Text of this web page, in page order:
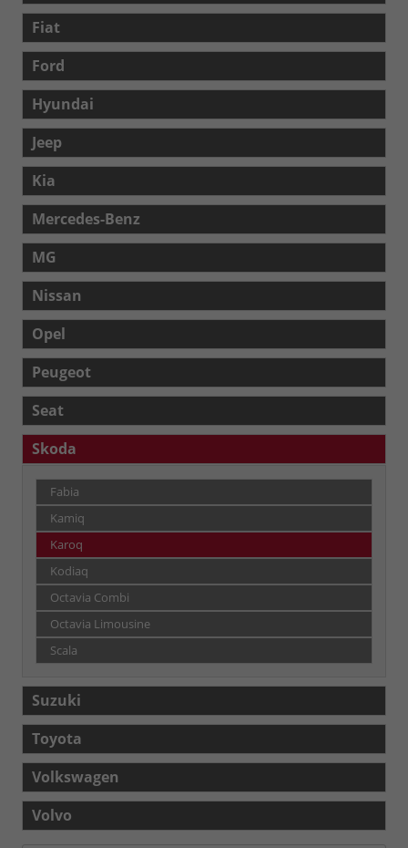
Fiat
Ford
Hyundai
Jeep
Kia
Mercedes-Benz
MG
Nissan
Opel
Peugeot
Seat
Skoda
Fabia
Kamiq
Karoq
Kodiaq
Octavia Combi
Octavia Limousine
Scala
Suzuki
Toyota
Volkswagen
Volvo